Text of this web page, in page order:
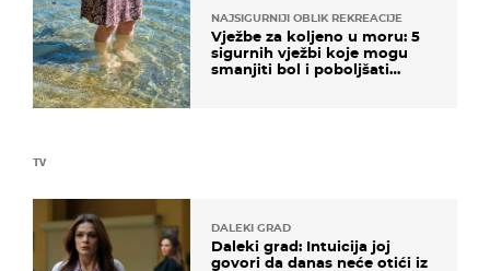
TV
DALEKI GRAD
Daleki grad: Intuicija joj
govori da danas neće otići iz
NAJSIGURNIJI OBLIK REKREACIJE
Vježbe za koljeno u moru: 5
sigurnih vježbi koje mogu
smanjiti bol i poboljšati